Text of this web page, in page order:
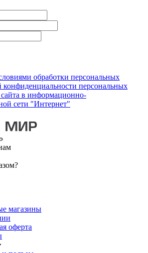
обработки персональных
конфиденциальности персональных
в информационно-
сети "Интернет"
магазины
оферта